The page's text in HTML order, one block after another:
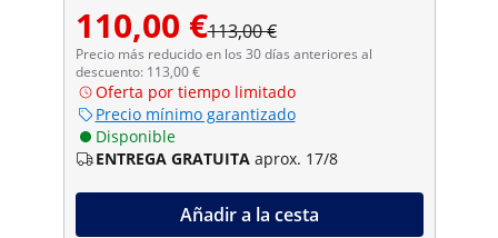
110,00 €113,00 €
Precio más reducido en los 30 días anteriores al
descuento: 113,00 €
Oferta por tiempo limitado
Precio mínimo garantizado
Disponible
ENTREGA GRATUITA aprox. 17/8
Añadir a la cesta